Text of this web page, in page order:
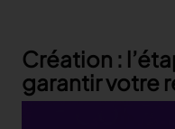
Création :
garantir votre